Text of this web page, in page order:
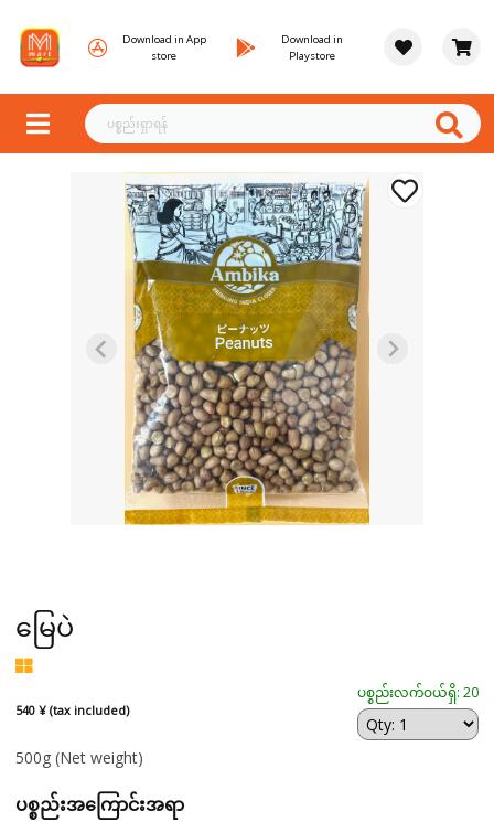
Download in App
store
Download in
Playstore
မြေပဲ
540 ¥ (tax included)
ပစ္စည်းလက်ဝယ်ရှိ: 20
500g (Net weight)
ပစ္စည်းအကြောင်းအရာ